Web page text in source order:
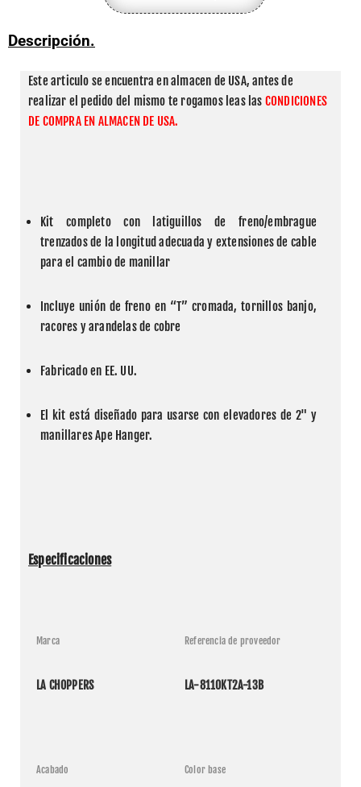
Descripción.
Este articulo se encuentra en almacen de USA, antes de
realizar el pedido del mismo te rogamos leas las CONDICIONES
DE COMPRA EN ALMACEN DE USA.
Kit completo con latiguillos de freno/embrague
trenzados de la longitud adecuada y extensiones de cable
para el cambio de manillar
Incluye unión de freno en “T” cromada, tornillos banjo,
racores y arandelas de cobre
Fabricado en EE. UU.
El kit está diseñado para usarse con elevadores de 2" y
manillares Ape Hanger.
Especificaciones
Marca
LA CHOPPERS
Referencia de proveedor
LA-8110KT2A-13B
Acabado Color base